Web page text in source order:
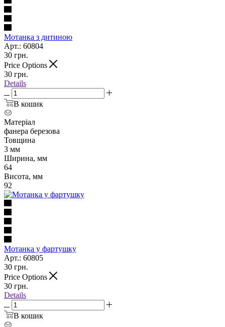
Мотанка з дитиною
Арт.: 60804
30 грн.
Price Options
30 грн.
Details
В кошик
Матеріал
фанера березова
Товщина
3 мм
Ширина, мм
64
Висота, мм
92
Мотанка у фартушку
Арт.: 60805
30 грн.
Price Options
30 грн.
Details
В кошик